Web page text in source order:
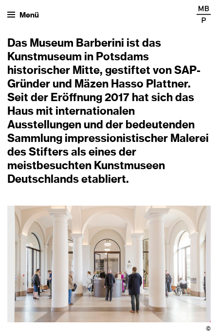
Menü
Das Museum Barberini ist das
Kunstmuseum in Potsdams
historischer Mitte, gestiftet von SAP-
Gründer und Mäzen Hasso Plattner.
Seit der Eröffnung 2017 hat sich das
Haus mit internationalen
Ausstellungen und der bedeutenden
Sammlung impressionistischer Malerei
des Stifters als eines der
meistbesuchten Kunstmuseen
Deutschlands etabliert.
©